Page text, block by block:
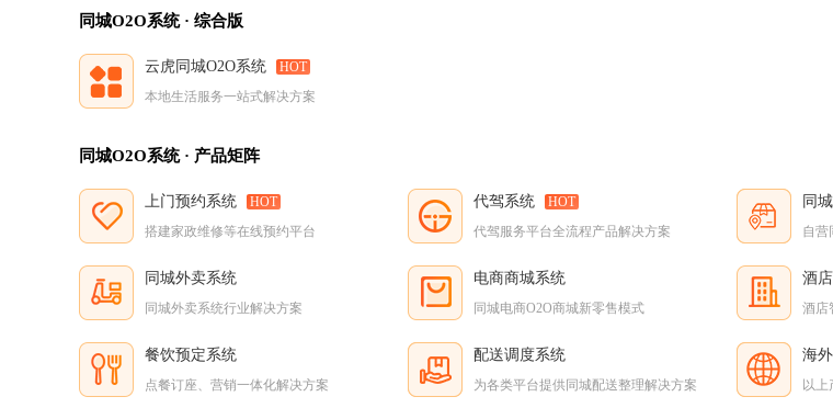
同城O2O系统 · 综合版
云虎同城O2O系统
HOT
本地生活服务一站式解决方案
同城O2O系统 · 产品矩阵
上门预约系统
HOT
搭建家政维修等在线预约平台
代驾系统
HOT
代驾服务平台全流程产品解决方案
同
自营
同城外卖系统
同城外卖系统行业解决方案
电商商城系统
同城电商O2O商城新零售模式
酒
酒店
餐饮预定系统
点餐订座、营销一体化解决方案
配送调度系统
为各类平台提供同城配送整理解决方案
海
以上